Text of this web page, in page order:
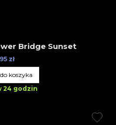
Bridge Sunset
zł
koszyka
24 godzin